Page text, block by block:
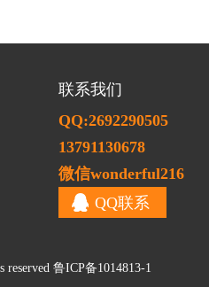
联系我们
QQ:2692290505
13791130678
微信wonderful216
QQ联系
reserved 鲁ICP备1014813-1